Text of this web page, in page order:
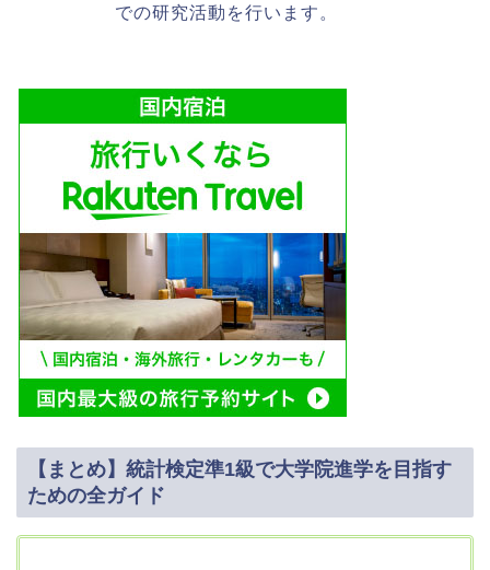
での研究活動を行います。
【まとめ】統計検定準1級で大学院進学を目指す
ための全ガイド